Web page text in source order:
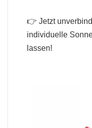
👉 Jetzt
individuelle
lassen!